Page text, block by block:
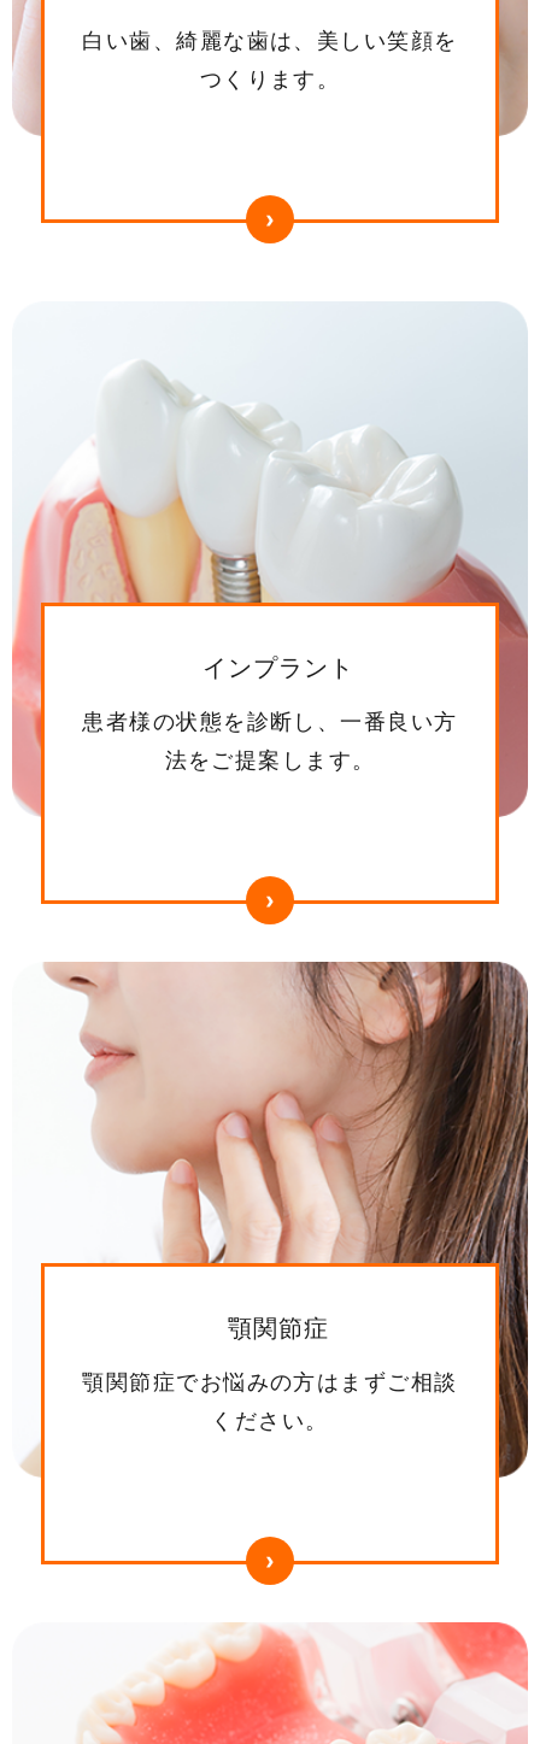
白い歯、綺麗な歯は、美しい笑顔を
つくります。
インプラント
患者様の状態を診断し、一番良い方
法をご提案します。
顎関節症
顎関節症でお悩みの方はまずご相談
ください。